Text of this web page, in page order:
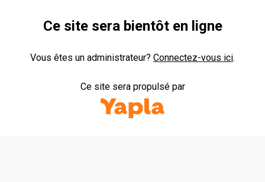
Ce site sera bientôt en ligne
Vous êtes un administrateur? Connectez-vous ici.
Ce site sera propulsé parYapla